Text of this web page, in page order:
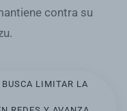
contra su
LIMITAR LA